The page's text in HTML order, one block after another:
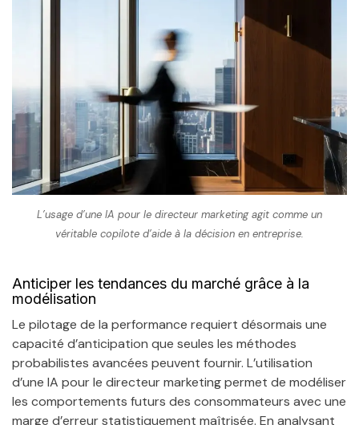
L’usage d’une IA pour le directeur marketing agit comme un
véritable copilote d’aide à la décision en entreprise.
Anticiper les tendances du marché grâce à la
modélisation
Le pilotage de la performance requiert désormais une
capacité d’anticipation que seules les méthodes
probabilistes avancées peuvent fournir. L’utilisation
d’une IA pour le directeur marketing permet de modéliser
les comportements futurs des consommateurs avec une
marge d’erreur statistiquement maîtrisée. En analysant